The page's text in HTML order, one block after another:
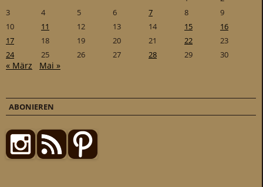
3
4 5 6 7 8
9
10
11 12 13 14 15
16
17
18 19 20 21 22
23
24
25 26 27 28 29 30
« März Mai »
ABONIEREN